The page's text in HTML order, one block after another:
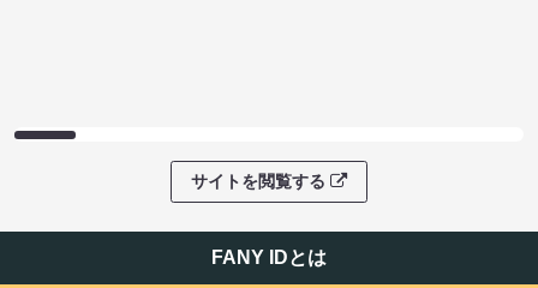
サイトを閲覧する
FANY IDとは